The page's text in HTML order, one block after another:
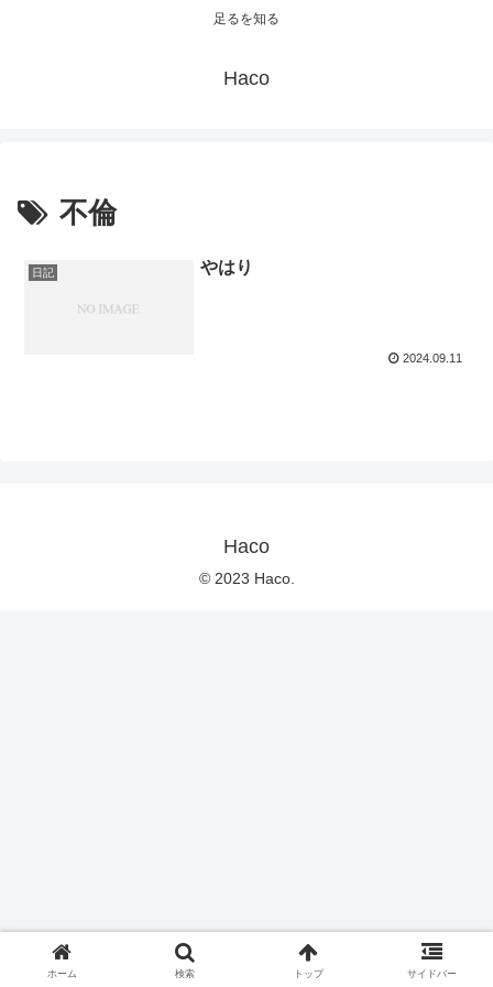
足るを知る
Haco
不倫
日記 やはり
2024.09.11
Haco
© 2023 Haco.
ホーム 検索 トップ サイドバー